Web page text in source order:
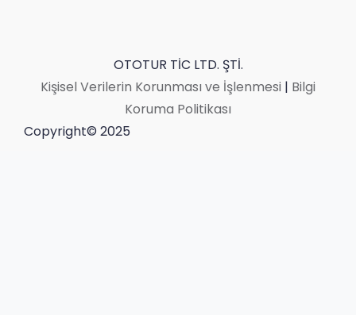
OTOTUR TİC LTD. ŞTİ.
Kişisel Verilerin Korunması ve İşlenmesi | Bilgi
Koruma Politikası
Copyright© 2025